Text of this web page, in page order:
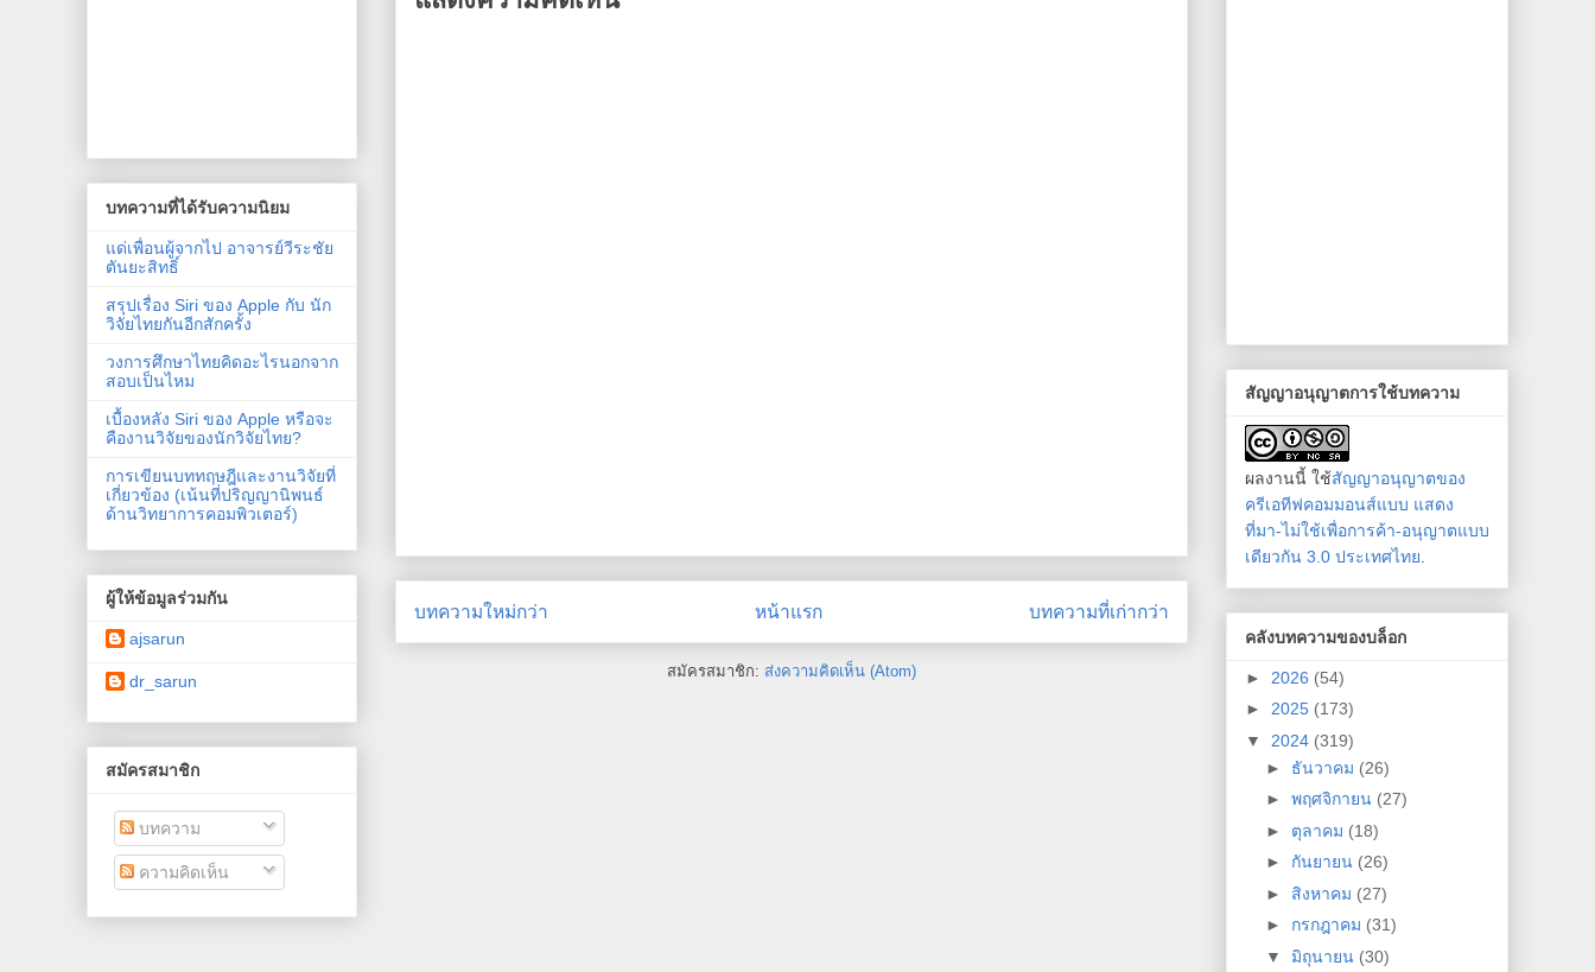
บทความใหม่กว่า บทความที่เก่ากว่า
หน้าแรก
สมัครสมาชิก: ส่งความคิดเห็น (Atom)
บทความที่ได้รับความนิยม
แด่เพื่อนผู้จากไป อาจารย์วีระชัย
ตันยะสิทธิ์
สรุปเรื่อง Siri ของ Apple กับ นัก
วิจัยไทยกันอีกสักครั้ง
วงการศึกษาไทยคิดอะไรนอกจาก
สอบเป็นไหม
เบื้องหลัง Siri ของ Apple หรือจะ
คืองานวิจัยของนักวิจัยไทย?
การเขียนบททฤษฎีและงานวิจัยที่
เกี่ยวข้อง (เน้นที่ปริญญานิพนธ์
ด้านวิทยาการคอมพิวเตอร์)
ผู้ให้ข้อมูลร่วมกัน
ajsarun
dr_sarun
สมัครสมาชิก
บทความ
ความคิดเห็น
สัญญาอนุญาตการใช้บทความ
ผลงานนี้ ใช้สัญญาอนุญาตของ
ครีเอทีฟคอมมอนส์แบบ แสดง
ที่มา-ไม่ใช้เพื่อการค้า-อนุญาตแบบ
เดียวกัน 3.0 ประเทศไทย
คลังบทความของบล็อก
► 2026 (54)
► 2025 (173)
▼ 2024 (319)
► ธันวาคม (26)
► พฤศจิกายน (27)
► ตุลาคม (18)
► กันยายน (26)
► สิงหาคม (27)
► กรกฎาคม (31)
▼ มิถุนายน (30)